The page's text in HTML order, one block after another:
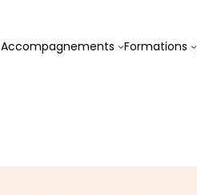
Accompagnements Formations